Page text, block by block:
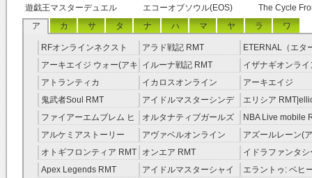
遊戯王マスターデュエル
RMT
エコーオブソウル(EOS)
RMT
The Cycle
イクルフロ
ア カ サ タ ナ ハ マ ヤ ラ ワ
RFオンラインネクスト
RMT
アラド戦記 RMT
ETERNAL（エタ
RMT
アーキエイジ ウォー(アキ
ウオ) RMT
イルーナ戦記 RMT
イザナギオンライ
アトランティカ
RMT|Atlantica RMT
イカロスオンライン
RMT（予約制）
アーキエイジ
RMT|ArcheAge
約制）
鬼武者Soul RMT
アイドルマスターシンデ
レラガールズ(モバマス)
RMT
エリシア
RMT
ファイアーエムブレム ヒ
ーローズ(FEヒーローズ)
RMT
オルタナティブガールズ
RMT
NBA Live mobile
アルケミアストーリー
（アルスト） RMT
アヴァベルオンライン
RMT
アズールレーン(
RMT
オトギフロンティア RMT オンエア RMT
イドラファンタシ
ーサーガ RMT
Apex Legends RMT
アイドルマスターシャイ
エラントゥ: ベヒ